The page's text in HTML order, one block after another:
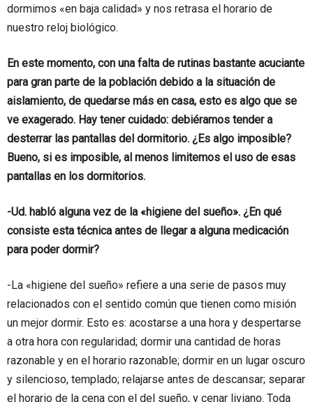
dormimos «en baja calidad» y nos retrasa el horario de
nuestro reloj biológico.
En este momento, con una falta de rutinas bastante acuciante
para gran parte de la población debido a la situación de
aislamiento, de quedarse más en casa, esto es algo que se
ve exagerado. Hay tener cuidado: debiéramos tender a
desterrar las pantallas del dormitorio. ¿Es algo imposible?
Bueno, si es imposible, al menos limitemos el uso de esas
pantallas en los dormitorios.
-Ud. habló alguna vez de la «higiene del sueño». ¿En qué
consiste esta técnica antes de llegar a alguna medicación
para poder dormir?
-La «higiene del sueño» refiere a una serie de pasos muy
relacionados con el sentido común que tienen como misión
un mejor dormir. Esto es: acostarse a una hora y despertarse
a otra hora con regularidad; dormir una cantidad de horas
razonable y en el horario razonable; dormir en un lugar oscuro
y silencioso, templado; relajarse antes de descansar; separar
el horario de la cena con el del sueño, y cenar liviano. Toda